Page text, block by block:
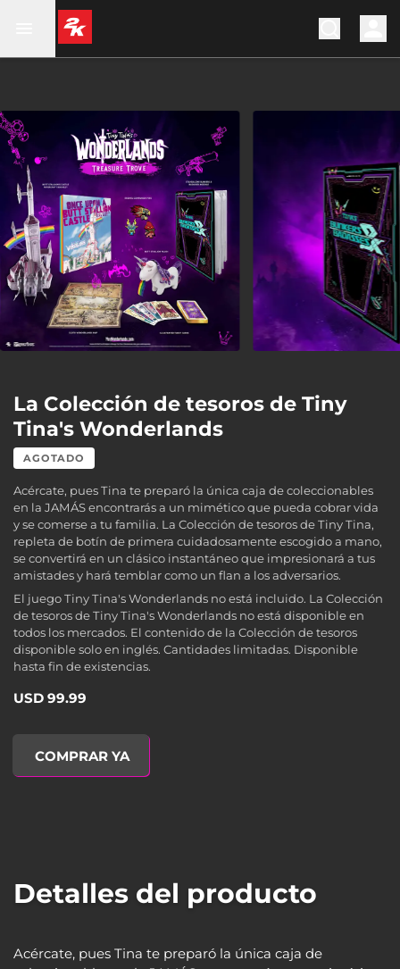
La Colección de tesoros de Tiny
Tina's Wonderlands
AGOTADO
Acércate, pues Tina te preparó la única caja de coleccionables
en la JAMÁS encontrarás a un mimético que pueda cobrar vida
y se comerse a tu familia. La Colección de tesoros de Tiny Tina,
repleta de botín de primera cuidadosamente escogido a mano,
se convertirá en un clásico instantáneo que impresionará a tus
amistades y hará temblar como un flan a los adversarios.
El juego Tiny Tina's Wonderlands no está incluido. La Colección
de tesoros de Tiny Tina's Wonderlands no está disponible en
todos los mercados. El contenido de la Colección de tesoros
disponible solo en inglés. Cantidades limitadas. Disponible
hasta fin de existencias.
USD 99.99
COMPRAR YA
Tiny Tina's Wonderlands Treasure Trove, , USD 99.99
Detalles del producto
Acércate, pues Tina te preparó la única caja de